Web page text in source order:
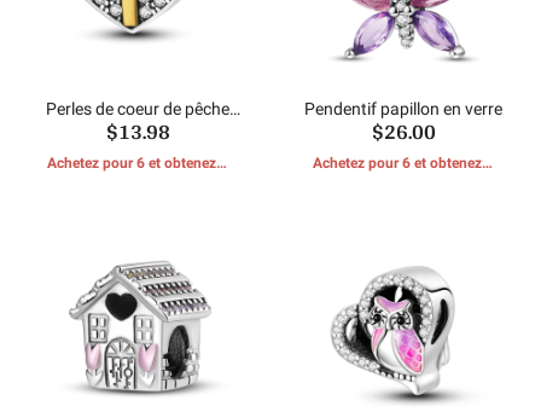
Perles de coeur de pêche
entièrement incrustées
$13.98
Achetez pour 6 et obtenez 1
Pendentif papillon en verre
$26.00
Achetez pour 6 et obtenez 1